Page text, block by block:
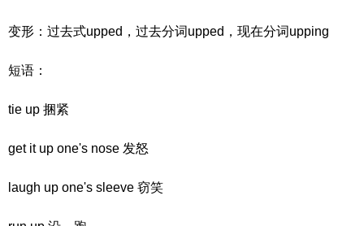
变形：过去式upped，过去分词upped，现在分词upping
短语：
tie up 捆紧
get it up one's nose 发怒
laugh up one's sleeve 窃笑